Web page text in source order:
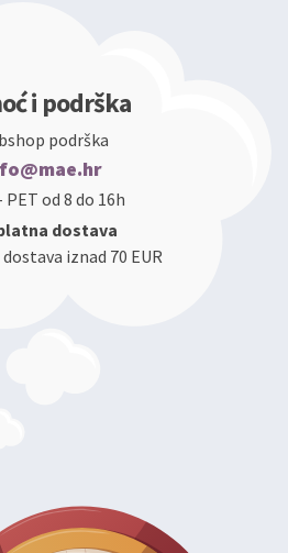
i podrška
podrška
PET od 8 do 16h
dostava
iznad 70 EUR